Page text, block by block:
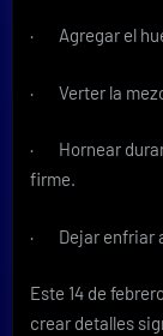
· Agregar el
· Verter la
· Hornear
firme.
· Dejar enfriar
Este 14 de
crear detalles